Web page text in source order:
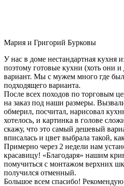
Мария и Григорий Бурковы
У нас в доме нестандартная кухня
поэтому готовые кухни (хоть они
вариант. Мы с мужем много где
подходящего варианта.
После всех походов по торговым
на заказ под наши размеры.
обмерил, посчитал, нарисовал
хотелось, и картинка в голове
скажу, что это самый дешевый
вписалась и цвет выбрала такой,
Примерно через 2 недели нам
красавицу! «Благодаря» нашим
помучиться с монтажом верхних
получился отменный.
Большое всем спасибо!